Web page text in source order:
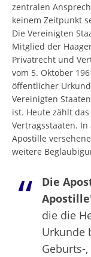
zentralen
keinem Zeitpunkt
Die Vereinigten
Mitglied der
Privatrecht und
vom 5. Oktober
öffentlicher
Vereinigten
ist. Heute zählt
Vertragsstaaten.
Apostille
weitere
Die
die die
Urkunde
Geburts-